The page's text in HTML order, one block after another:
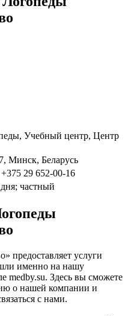
Учебный центр, Центр
Минск, Беларусь
29 652-00-16
частный
предоставляет услуги
именно на нашу
medby.su. Здесь вы сможете
о нашей компании и
с нами.